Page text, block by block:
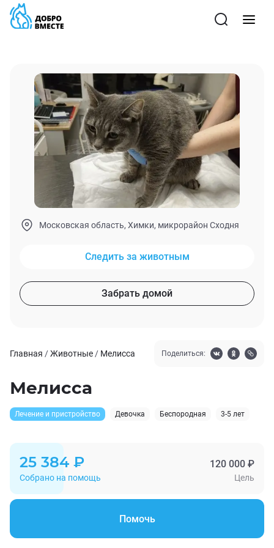
Московская область, Химки, микрорайон Сходня
Следить за животным
Забрать домой
Главная /Животные / Мелисса Поделиться:
Мелисса
Лечение и пристройство Девочка Беспородная 3-5 лет
25 384 ₽ 120 000 ₽
Собрано на помощь Цель
Помочь